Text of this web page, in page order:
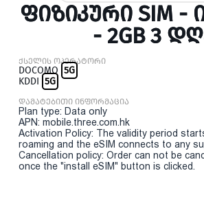
ᲤᲘᲖᲘᲙᲣᲠᲘ SIM -
- 2GB 3
ქსელის ოპერატორი
DOCOMO 5G
KDDI 5G
დამატებითი ინფორმაცია
Plan type: Data only
APN: mobile.three.com.hk
Activation Policy: The validity period
roaming and the eSIM connects to any
Cancellation policy: Order can not be
once the "install eSIM" button is clicked.